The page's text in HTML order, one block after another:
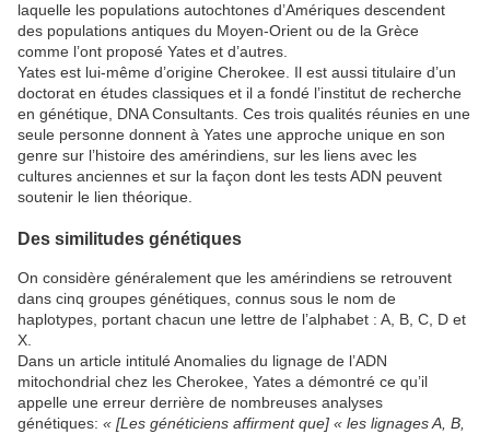
laquelle les populations autochtones d’Amériques descendent
des populations antiques du Moyen-Orient ou de la Grèce
comme l’ont proposé Yates et d’autres.
Yates est lui-même d’origine Cherokee. Il est aussi titulaire d’un
doctorat en études classiques et il a fondé l’institut de recherche
en génétique, DNA Consultants. Ces trois qualités réunies en une
seule personne donnent à Yates une approche unique en son
genre sur l’histoire des amérindiens, sur les liens avec les
cultures anciennes et sur la façon dont les tests ADN peuvent
soutenir le lien théorique.
Des similitudes génétiques
On considère généralement que les amérindiens se retrouvent
dans cinq groupes génétiques, connus sous le nom de
haplotypes, portant chacun une lettre de l’alphabet : A, B, C, D et
X.
Dans un article intitulé Anomalies du lignage de l’ADN
mitochondrial chez les Cherokee, Yates a démontré ce qu’il
appelle une erreur derrière de nombreuses analyses
génétiques: « [Les généticiens affirment que] « les lignages A, B,